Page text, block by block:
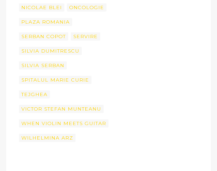
NICOLAE BLEI ONCOLOGIE
PLAZA ROMANIA
SERBAN COPOT SERVIRE
SILVIA DUMITRESCU
SILVIA SERBAN
SPITALUL MARIE CURIE
TEJGHEA
VICTOR STEFAN MUNTEANU
WHEN VIOLIN MEETS GUITAR
WILHELMINA ARZ